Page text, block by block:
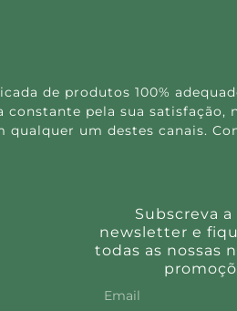
de produtos 100%
pela sua satisfação,
um destes canais.
Subscreva a
newsletter e
todas as nossas